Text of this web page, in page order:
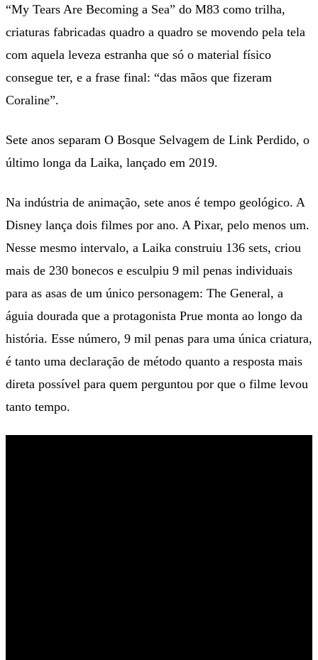
“My Tears Are Becoming a Sea” do M83 como trilha,
criaturas fabricadas quadro a quadro se movendo pela tela
com aquela leveza estranha que só o material físico
consegue ter, e a frase final: “das mãos que fizeram
Coraline”.
Sete anos separam O Bosque Selvagem de Link Perdido, o
último longa da Laika, lançado em 2019.
Na indústria de animação, sete anos é tempo geológico. A
Disney lança dois filmes por ano. A Pixar, pelo menos um.
Nesse mesmo intervalo, a Laika construiu 136 sets, criou
mais de 230 bonecos e esculpiu 9 mil penas individuais
para as asas de um único personagem: The General, a
águia dourada que a protagonista Prue monta ao longo da
história. Esse número, 9 mil penas para uma única criatura,
é tanto uma declaração de método quanto a resposta mais
direta possível para quem perguntou por que o filme levou
tanto tempo.